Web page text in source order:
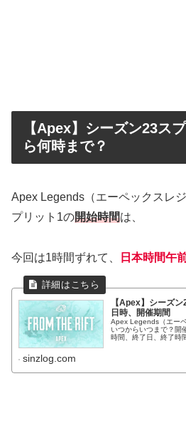
【Apex】シーズン23ス
ら何時まで？
Apex Legends（エーペックスレ
プリット1の開始時間は、
今回は1時間ずれて、 日本時間午
【Apex】シーズ
日時、開催期間
Apex Legends（エー
いつからいつまで？開
時間、終了日、終了時
sinzlog.com